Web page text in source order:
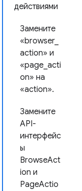
действиями
Замените
«browser_
action» и
«page_acti
on» на
«action».
Замените
API-
интерфейс
ы
BrowseAct
ion и
PageActio